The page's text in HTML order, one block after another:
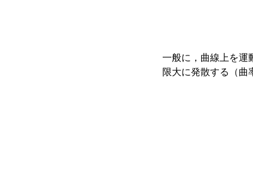
一般に，曲線上を運
限大に発散する（曲